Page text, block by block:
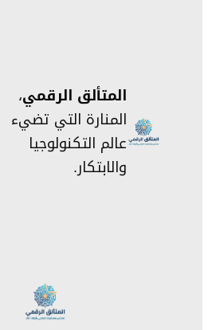
المتألق الرقمي،
المنارة التي تضيء
عالم التكنولوجيا
والابتكار.